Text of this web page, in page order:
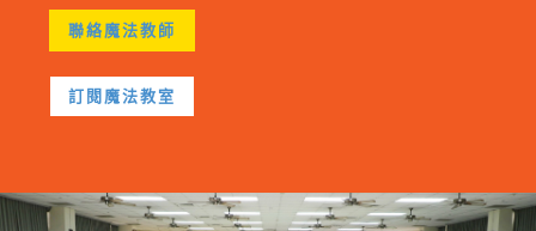
聯絡魔法教師
訂閱魔法教室